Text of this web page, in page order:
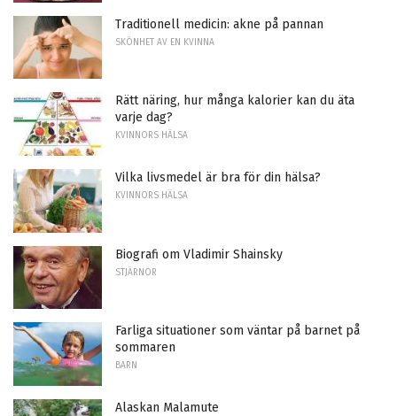
Traditionell medicin: akne på pannan
SKÖNHET AV EN KVINNA
Rätt näring, hur många kalorier kan du äta
varje dag?
KVINNORS HÄLSA
Vilka livsmedel är bra för din hälsa?
KVINNORS HÄLSA
Biografi om Vladimir Shainsky
STJÄRNOR
Farliga situationer som väntar på barnet på
sommaren
BARN
Alaskan Malamute